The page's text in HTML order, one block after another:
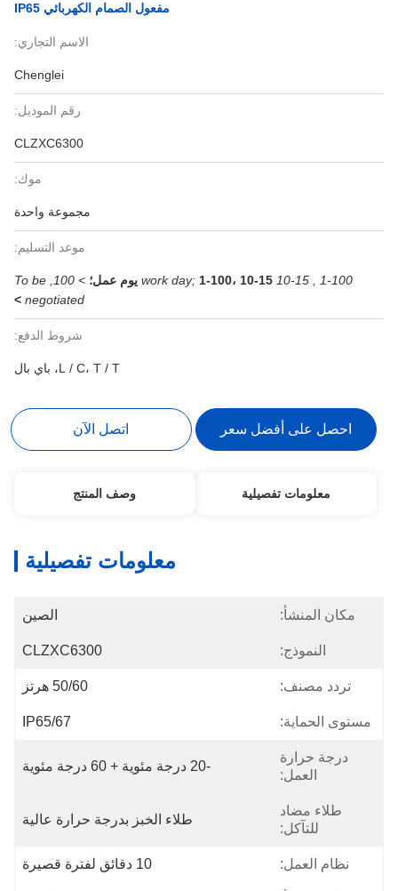
مفعول الصمام الكهربائي IP65
الاسم التجاري:
Chenglei
رقم الموديل:
CLZXC6300
موك:
مجموعة واحدة
موعد التسليم:
1-100 , 10-15 work day; 1-100، 10-15 يوم عمل؛
> 100, To be
negotiated
>
شروط الدفع:
L / C، T / T، باي بال
احصل على أفضل سعر اتصل الآن
معلومات تفصيلية وصف المنتج
معلومات تفصيلية
مكان المنشأ: الصين
النموذج: CLZXC6300
تردد مصنف: 50/60 هرتز
مستوى الحماية: IP65/67
درجة حرارة
العمل:
طلاء مضاد
للتآكل:
طلاء الخبز بدرجة حرارة عالية
نظام العمل: 10 دقائق لفترة قصيرة